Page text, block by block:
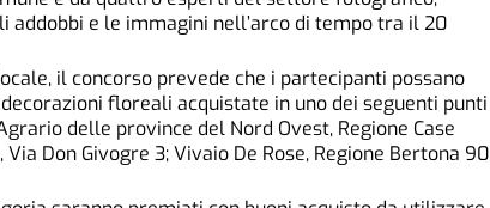
addobbi e le immagini nell’arco di tempo tra il 20
il concorso prevede che i partecipanti possano
floreali acquistate in uno dei seguenti punti
delle province del Nord Ovest, Regione Case
Don Givogre 3; Vivaio De Rose, Regione Bertona 90